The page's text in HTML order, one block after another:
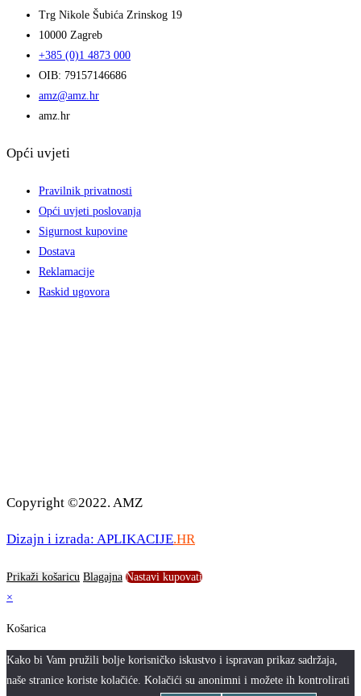
Trg Nikole Šubića Zrinskog 19
10000 Zagreb
+385 (0)1 4873 000
OIB: 79157146686
amz@amz.hr
amz.hr
Opći uvjeti
Pravilnik privatnosti
Opći uvjeti poslovanja
Sigurnost kupovine
Dostava
Reklamacije
Raskid ugovora
Copyright ©2022. AMZ
Dizajn i izrada: APLIKACIJE.HR
Prikaži košaricu Blagajna Nastavi kupovati
×
Košarica
Kako bi Vam pružili bolje korisničko iskustvo i ispravan prikaz sadržaja,
naše stranice koriste kolačiće. Kolačići su anonimni i možete ih kontrolirati